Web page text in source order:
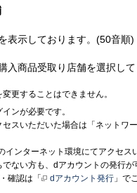
表示しております。(50音順)
入商品受取り店舗を選択して
更することはできません。
ンが必要です。
セスいただいた場合は「ネットワ
インターネット環境にてアクセ
ない方も、dアカウントの発行が
確認は「
dアカウント発行 」で